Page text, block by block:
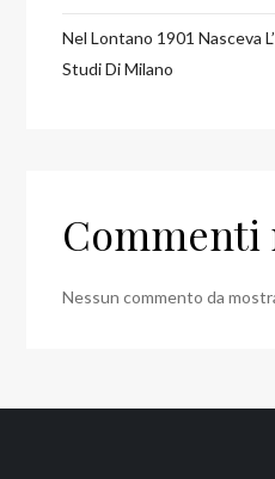
Nel Lontano 1901 Nasceva
Studi Di Milano
Commenti
Nessun commento da